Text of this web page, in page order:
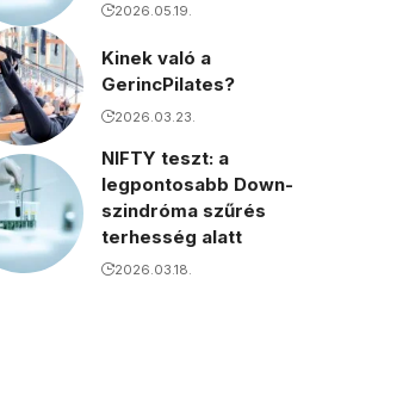
2026.05.19.
Kinek való a
GerincPilates?
2026.03.23.
NIFTY teszt: a
legpontosabb Down-
szindróma szűrés
terhesség alatt
2026.03.18.